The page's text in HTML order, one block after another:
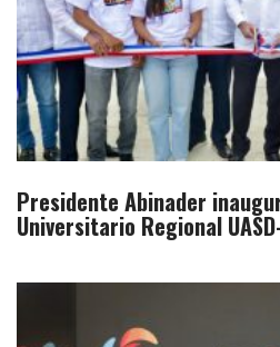
Presidente Abinader
Universitario Regional